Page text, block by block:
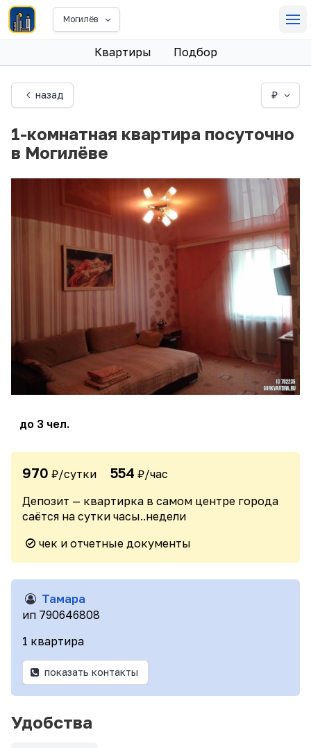
Могилёв
Квартиры Подбор
назад ₽
1-комнатная квартира посуточно
в Могилёве
до 3 чел.
970 ₽/сутки 554 ₽/час
Депозит — квартирка в самом центре города
саётся на сутки часы..недели
чек и отчетные документы
Тамара
ип 790646808
1 квартира
показать контакты
Удобства